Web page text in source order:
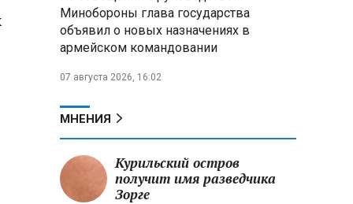
Хотите «собирать сливки» в
городах — отвечайте и за
отдалённые деревни
Минобороны РФ: установлен
Харьковской области
криптообменников в «Москва-
Сити», через которую
украинские call-центры
Минобороны глава государства
объявил о новых назначениях в
армейском командовании
07 августа 2026, 16:02
МНЕНИЯ
Курильский остров
получит имя разведчика
Зорге